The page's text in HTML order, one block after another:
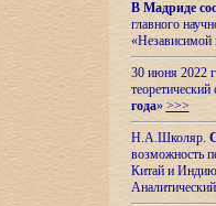
В Мадриде
главного
«Независимой
30 июня 2022
года» >>>
Н.А.Школяр.
возможность
Китай и